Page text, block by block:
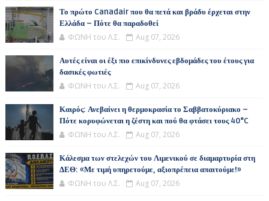
Το πρώτο Canadair που θα πετά και βράδυ έρχεται στην
Ελλάδα – Πότε θα παραδοθεί
ΦΩΝΗ του Λ.Σ. Aug 07, 2026
Αυτές είναι οι έξι πιο επικίνδυνες εβδομάδες του έτους για
δασικές φωτιές
ΦΩΝΗ του Λ.Σ. Aug 07, 2026
Καιρός: Ανεβαίνει η θερμοκρασία το Σαββατοκύριακο –
Πότε κορυφώνεται η ζέστη και πού θα φτάσει τους 40°C
ΦΩΝΗ του Λ.Σ. Aug 07, 2026
Κάλεσμα των στελεχών του Λιμενικού σε διαμαρτυρία στη
ΔΕΘ: «Με τιμή υπηρετούμε, αξιοπρέπεια απαιτούμε!»
ΦΩΝΗ του Λ.Σ. Aug 07, 2026